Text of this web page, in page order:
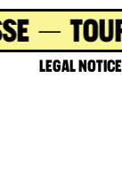
LEGAL NOTICE